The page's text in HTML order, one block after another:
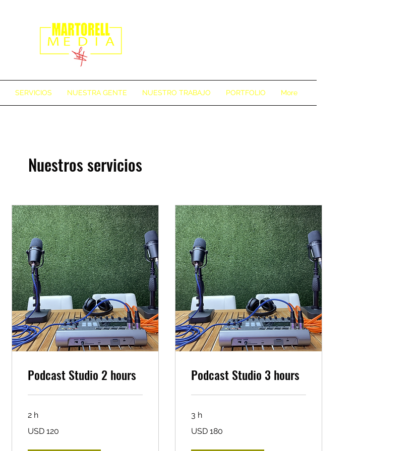
SERVICIOS NUESTRA GENTE NUESTRO TRABAJO PORTFOLIO More
Nuestros servicios
Podcast Studio 2 hours
2 h
dólares
USD 120
Podcast Studio 3 hours
3 h
dólares
USD 180